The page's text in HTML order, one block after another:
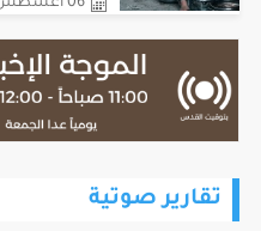
06 أغسطس، 2026 - 05:08pm
تقارير صوتية